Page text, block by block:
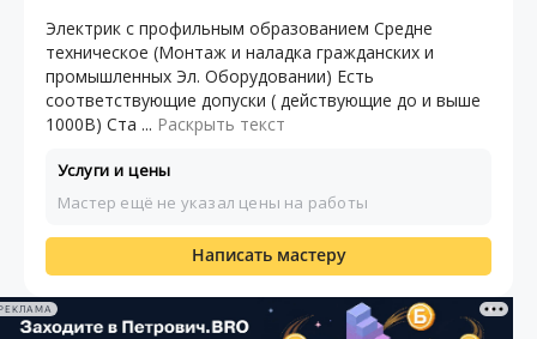
Электрик с профильным образованием Средне
техническое (Монтаж и наладка гражданских и
промышленных Эл. Оборудовании) Есть
соответствующие допуски ( действующие до и выше
1000В) Ста ... Раскрыть текст
Услуги и цены
Мастер ещё не указал цены на работы
Написать мастеру